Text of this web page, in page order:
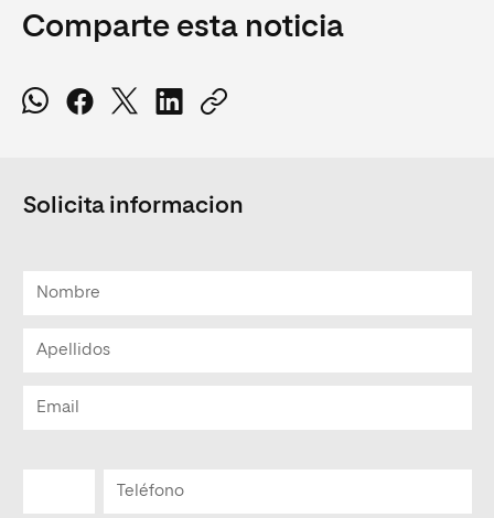
Comparte esta noticia
Solicita informacion